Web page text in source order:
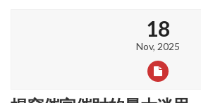
18
Nov, 2025